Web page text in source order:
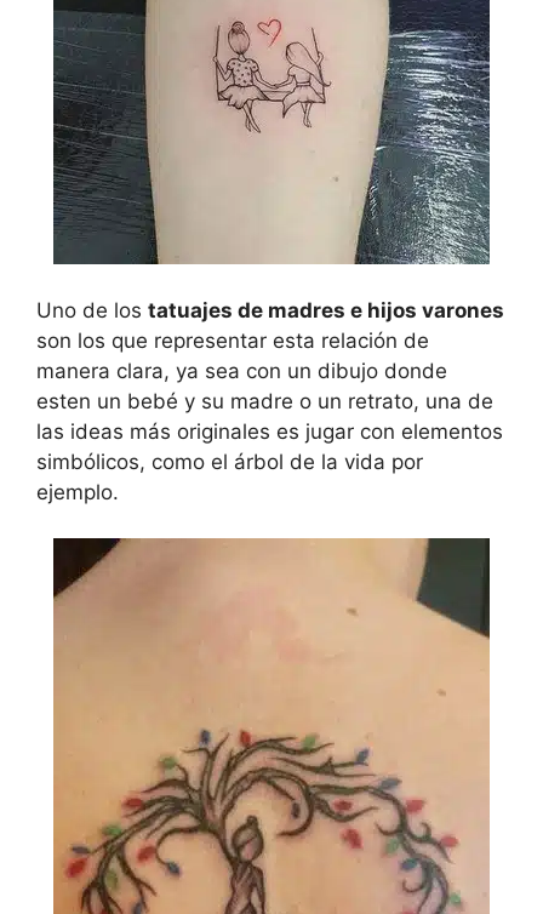
Uno de los tatuajes de madres e hijos varones
son los que representar esta relación de
manera clara, ya sea con un dibujo donde
esten un bebé y su madre o un retrato, una de
las ideas más originales es jugar con elementos
simbólicos, como el árbol de la vida por
ejemplo.